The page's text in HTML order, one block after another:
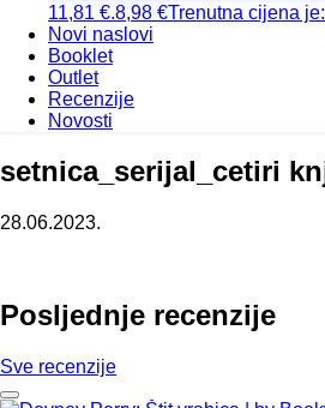
11,81 €.8,98 €Trenutna cijena
Novi naslovi
Booklet
Outlet
Recenzije
Novosti
setnica_serijal_cetiri
28.06.2023.
Posljednje recenzije
Sve recenzije